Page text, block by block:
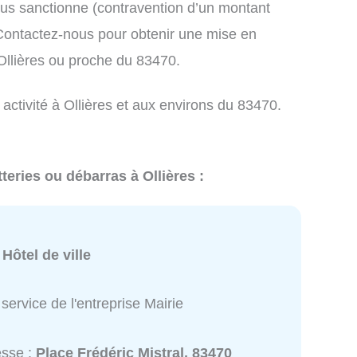
sanctionne (contravention d’un montant
nous pour obtenir une mise en
ou proche du 83470.
à Ollières et aux environs du 83470.
ou débarras à Ollières :
Hôtel de ville
de l'entreprise Mairie
: Place Frédéric Mistral, 83470